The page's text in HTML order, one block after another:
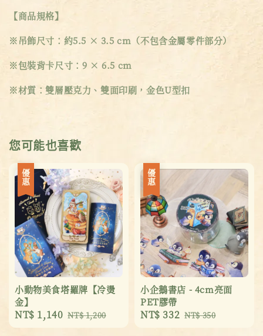
【商品規格】
※吊飾尺寸：約5.5 × 3.5 cm（不包含金屬零件部分）
※包裝背卡尺寸：9 × 6.5 cm
※材質：雙層壓克力、雙面印刷，金色U型扣
您可能也喜歡
優惠
小動物美食塔羅牌【冷燙
金】
Sale
price
NT$ 1,140 Regular
NT$ 1,200
優惠
小企鵝書店 - 4cm亮面
PET膠帶
Sale
NT$ 332 Regular
NT$ 350